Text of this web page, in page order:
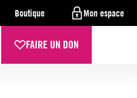
Boutique Mon espace
FAIRE UN DON